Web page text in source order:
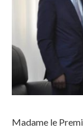
Madame le